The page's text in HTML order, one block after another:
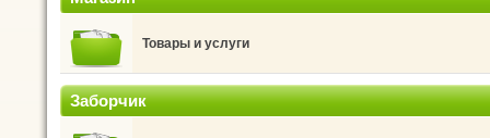
Товары и услуги
Заборчик